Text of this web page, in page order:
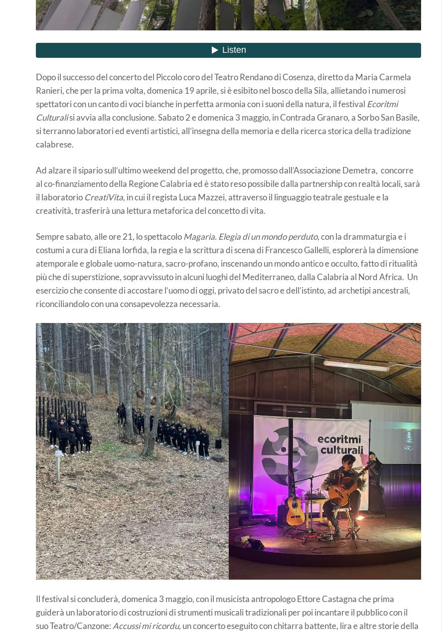
Dopo il successo del concerto del Piccolo coro del Teatro Rendano di Cosenza, diretto da Maria Carmela
Ranieri, che per la prima volta, domenica 19 aprile, si è esibito nel bosco della Sila, allietando i numerosi
spettatori con un canto di voci bianche in perfetta armonia con i suoni della natura, il festival Ecoritmi
Culturalisi avvia alla conclusione. Sabato 2 e domenica 3 maggio, in Contrada Granaro, a Sorbo San Basile,
si terranno laboratori ed eventi artistici, all’insegna della memoria e della ricerca storica della tradizione
calabrese.
Ad alzare il sipario sull’ultimo weekend del progetto, che, promosso dall’Associazione Demetra, concorre
al co-finanziamento della Regione Calabria ed è stato reso possibile dalla partnership con realtà locali, sarà
il laboratorio CreatiVita, in cui il regista Luca Mazzei, attraverso il linguaggio teatrale gestuale e la
creatività, trasferirà una lettura metaforica del concetto di vita.
Sempre sabato, alle ore 21, lo spettacoloMagarìa. Elegia di un mondo perduto,con la drammaturgia e i
costumi a cura di Eliana Iorfida, la regia e la scrittura di scena di Francesco Gallelli, esplorerà la dimensione
atemporale e globale uomo-natura, sacro-profano, inscenando un mondo antico e occulto, fatto di ritualità
più che di superstizione, sopravvissuto in alcuni luoghi del Mediterraneo, dalla Calabria al Nord Africa. Un
esercizio che consente di accostare l’uomo di oggi, privato del sacro e dell’istinto, ad archetipi ancestrali,
riconciliandolo con una consapevolezza necessaria.
Il festival si concluderà, domenica 3 maggio, con il musicista antropologo Ettore Castagna che prima
guiderà un laboratorio di costruzioni di strumenti musicali tradizionali per poi incantare il pubblico con il
suo Teatro/Canzone: Accussi mi ricordu, un concerto eseguito con chitarra battente, lira e altre storie della